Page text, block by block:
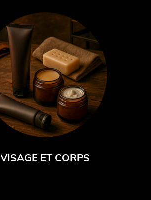
VISAGE ET CORPS